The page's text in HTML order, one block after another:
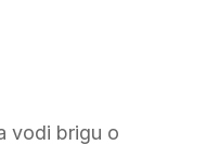
vodi brigu o